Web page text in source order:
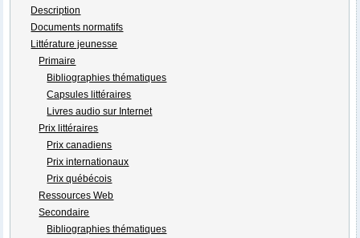
Description
Documents normatifs
Littérature jeunesse
Primaire
Bibliographies thématiques
Capsules littéraires
Livres audio sur Internet
Prix littéraires
Prix canadiens
Prix internationaux
Prix québécois
Ressources Web
Secondaire
Bibliographies thématiques